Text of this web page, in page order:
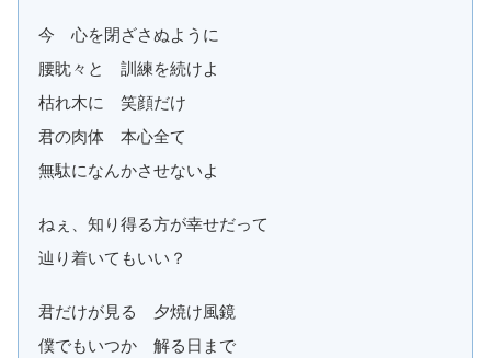
今 心を閉ざさぬように
腰眈々と 訓練を続けよ
枯れ木に 笑顔だけ
君の肉体 本心全て
無駄になんかさせないよ
ねぇ、知り得る方が幸せだって
辿り着いてもいい？
君だけが見る 夕焼け風鏡
僕でもいつか 解る日まで